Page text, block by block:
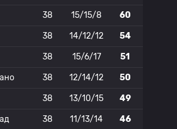
38 15/15/8 60
38 14/12/12 54
38 15/6/17 51
38 12/14/12 50
38 13/10/15 49
38 11/13/14 46